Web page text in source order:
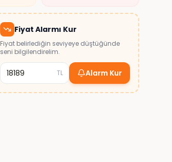
Fiyat Alarmı Kur
Fiyat belirlediğin seviyeye düştüğünde
seni bilgilendirelim.
TL Alarm Kur